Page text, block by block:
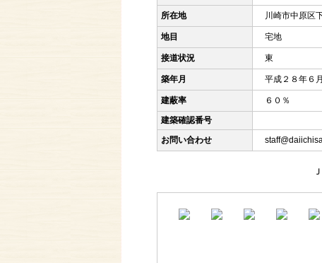
所在地 川崎市中原区
地目 宅地
接道状況 東
築年月 平成２８年６
建蔽率 ６０％
建築確認番号
お問い合わせ